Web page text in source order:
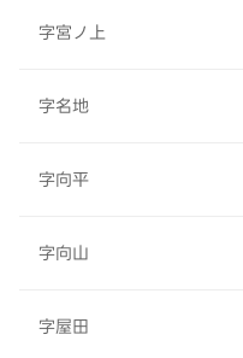
字宮ノ上
字名地
字向平
字向山
字屋田